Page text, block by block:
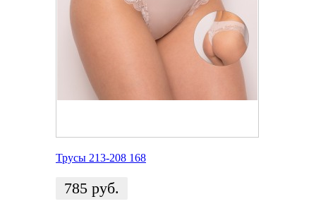
Трусы 213-208 168
785 руб.